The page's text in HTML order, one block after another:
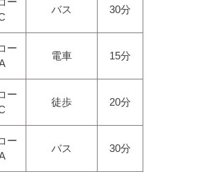
バス 30分
ー
電車 15分
ー
徒歩 20分
ー
バス 30分